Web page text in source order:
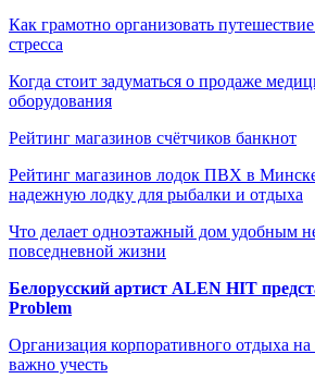
Как грамотно организовать
стресса
Когда стоит задуматься о продаже
оборудования
Рейтинг магазинов счётчиков банкнот
Рейтинг магазинов лодок ПВХ в
надежную лодку для рыбалки и отдыха
Что делает одноэтажный дом удобным
повседневной жизни
Белорусский артист ALEN HIT
Problem
Организация корпоративного отдыха
важно учесть